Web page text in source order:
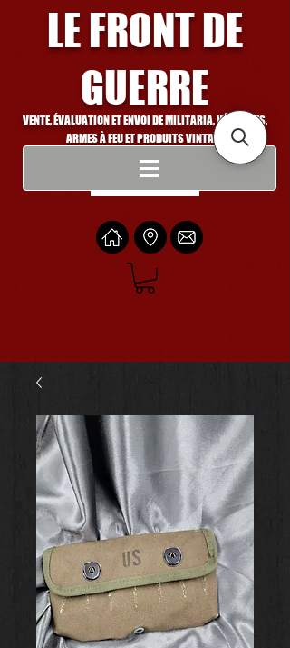
LE FRONT DE
GUERRE
VENTE, ÉVALUATION ET ENVOI DE MILITARIA, VÉHICULES,
ARMES À FEU ET PRODUITS VINTAGE
Se connecter